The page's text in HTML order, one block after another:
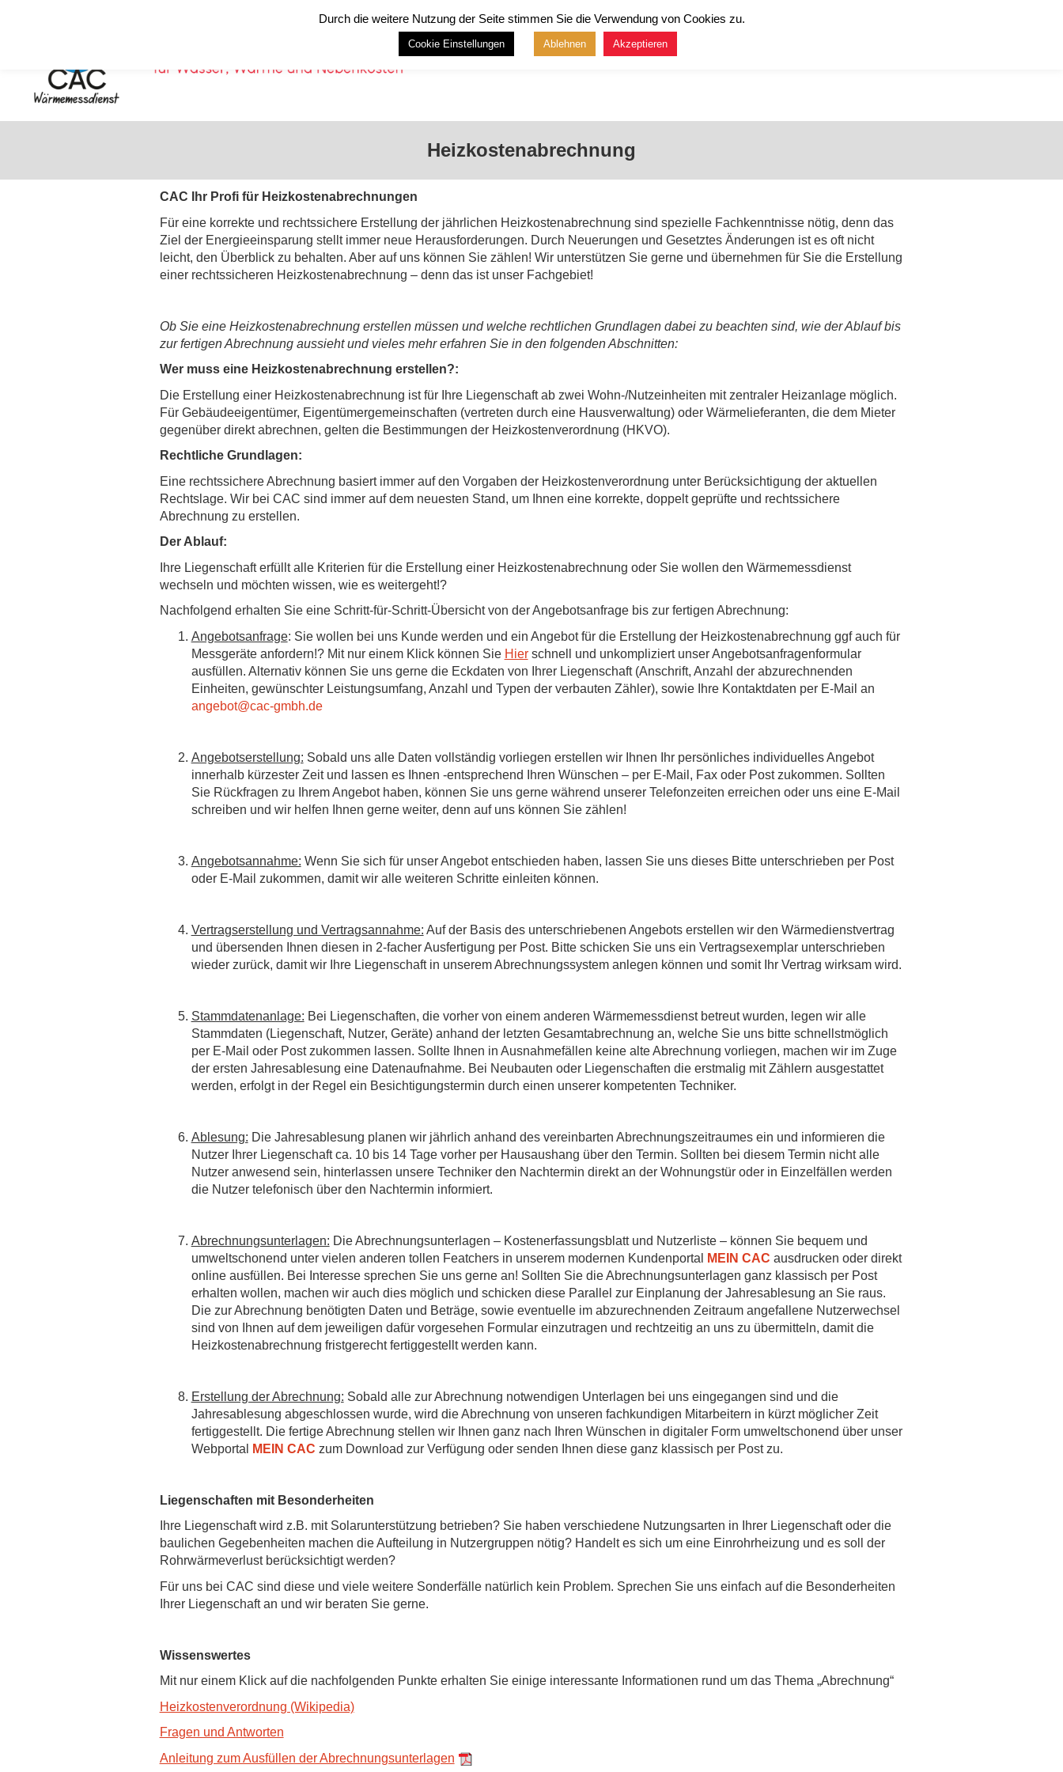
⠀ Unternehmen ▾ Dienstleistungen ▾
Heizkostenabrechnung
CAC Ihr Profi für Heizkostenabrechnungen
Für eine korrekte und rechtssichere Erstellung der jährlichen Heizkostenabrechnung sind spezielle Fachkenntnisse nötig, denn das
Ziel der Energieeinsparung stellt immer neue Herausforderungen. Durch Neuerungen und Gesetztes Änderungen ist es oft nicht
leicht, den Überblick zu behalten. Aber auf uns können Sie zählen! Wir unterstützen Sie gerne und übernehmen für Sie die Erstellung
einer rechtssicheren Heizkostenabrechnung – denn das ist unser Fachgebiet!
Ob Sie eine Heizkostenabrechnung erstellen müssen und welche rechtlichen Grundlagen dabei zu beachten sind, wie der Ablauf bis
zur fertigen Abrechnung aussieht und vieles mehr erfahren Sie in den folgenden Abschnitten:
Wer muss eine Heizkostenabrechnung erstellen?:
Die Erstellung einer Heizkostenabrechnung ist für Ihre Liegenschaft ab zwei Wohn-/Nutzeinheiten mit zentraler Heizanlage möglich.
Für Gebäudeeigentümer, Eigentümergemeinschaften (vertreten durch eine Hausverwaltung) oder Wärmelieferanten, die dem Mieter
gegenüber direkt abrechnen, gelten die Bestimmungen der Heizkostenverordnung (HKVO).
Rechtliche Grundlagen:
Eine rechtssichere Abrechnung basiert immer auf den Vorgaben der Heizkostenverordnung unter Berücksichtigung der aktuellen
Rechtslage. Wir bei CAC sind immer auf dem neuesten Stand, um Ihnen eine korrekte, doppelt geprüfte und rechtssichere
Abrechnung zu erstellen.
Der Ablauf:
Ihre Liegenschaft erfüllt alle Kriterien für die Erstellung einer Heizkostenabrechnung oder Sie wollen den Wärmemessdienst
wechseln und möchten wissen, wie es weitergeht!?
Nachfolgend erhalten Sie eine Schritt-für-Schritt-Übersicht von der Angebotsanfrage bis zur fertigen Abrechnung:
Angebotsanfrage: Sie wollen bei uns Kunde werden und ein Angebot für die Erstellung der Heizkostenabrechnung ggf auch für
Messgeräte anfordern!? Mit nur einem Klick können Sie Hierschnell und unkompliziert unser Angebotsanfragenformular
ausfüllen. Alternativ können Sie uns gerne die Eckdaten von Ihrer Liegenschaft (Anschrift, Anzahl der abzurechnenden
Einheiten, gewünschter Leistungsumfang, Anzahl und Typen der verbauten Zähler), sowie Ihre Kontaktdaten per E-Mail an
angebot@cac-gmbh.de
Angebotserstellung: Sobald uns alle Daten vollständig vorliegen erstellen wir Ihnen Ihr persönliches individuelles Angebot
innerhalb kürzester Zeit und lassen es Ihnen -entsprechend Ihren Wünschen – per E-Mail, Fax oder Post zukommen. Sollten
Sie Rückfragen zu Ihrem Angebot haben, können Sie uns gerne während unserer Telefonzeiten erreichen oder uns eine E-Mail
schreiben und wir helfen Ihnen gerne weiter, denn auf uns können Sie zählen!
Angebotsannahme: Wenn Sie sich für unser Angebot entschieden haben, lassen Sie uns dieses Bitte unterschrieben per Post
oder E-Mail zukommen, damit wir alle weiteren Schritte einleiten können.
Vertragserstellung und Vertragsannahme: Auf der Basis des unterschriebenen Angebots erstellen wir den Wärmedienstvertrag
und übersenden Ihnen diesen in 2-facher Ausfertigung per Post. Bitte schicken Sie uns ein Vertragsexemplar unterschrieben
wieder zurück, damit wir Ihre Liegenschaft in unserem Abrechnungssystem anlegen können und somit Ihr Vertrag wirksam wird.
Stammdatenanlage: Bei Liegenschaften, die vorher von einem anderen Wärmemessdienst betreut wurden, legen wir alle
Stammdaten (Liegenschaft, Nutzer, Geräte) anhand der letzten Gesamtabrechnung an, welche Sie uns bitte schnellstmöglich
per E-Mail oder Post zukommen lassen. Sollte Ihnen in Ausnahmefällen keine alte Abrechnung vorliegen, machen wir im Zuge
der ersten Jahresablesung eine Datenaufnahme. Bei Neubauten oder Liegenschaften die erstmalig mit Zählern ausgestattet
werden, erfolgt in der Regel ein Besichtigungstermin durch einen unserer kompetenten Techniker.
Ablesung: Die Jahresablesung planen wir jährlich anhand des vereinbarten Abrechnungszeitraumes ein und informieren die
Nutzer Ihrer Liegenschaft ca. 10 bis 14 Tage vorher per Hausaushang über den Termin. Sollten bei diesem Termin nicht alle
Nutzer anwesend sein, hinterlassen unsere Techniker den Nachtermin direkt an der Wohnungstür oder in Einzelfällen werden
die Nutzer telefonisch über den Nachtermin informiert.
Abrechnungsunterlagen: Die Abrechnungsunterlagen – Kostenerfassungsblatt und Nutzerliste – können Sie bequem und
umweltschonend unter vielen anderen tollen Featchers in unserem modernen Kundenportal
MEIN CAC ausdrucken oder direkt
online ausfüllen. Bei Interesse sprechen Sie uns gerne an! Sollten Sie die Abrechnungsunterlagen ganz klassisch per Post
erhalten wollen, machen wir auch dies möglich und schicken diese Parallel zur Einplanung der Jahresablesung an Sie raus.
Die zur Abrechnung benötigten Daten und Beträge, sowie eventuelle im abzurechnenden Zeitraum angefallene Nutzerwechsel
sind von Ihnen auf dem jeweiligen dafür vorgesehen Formular einzutragen und rechtzeitig an uns zu übermitteln, damit die
Heizkostenabrechnung fristgerecht fertiggestellt werden kann.
Erstellung der Abrechnung: Sobald alle zur Abrechnung notwendigen Unterlagen bei uns eingegangen sind und die
Jahresablesung abgeschlossen wurde, wird die Abrechnung von unseren fachkundigen Mitarbeitern in kürzt möglicher Zeit
fertiggestellt. Die fertige Abrechnung stellen wir Ihnen ganz nach Ihren Wünschen in digitaler Form umweltschonend über unser
Webportal
MEIN CAC zum Download zur Verfügung oder senden Ihnen diese ganz klassisch per Post zu.
Liegenschaften mit Besonderheiten
Ihre Liegenschaft wird z.B. mit Solarunterstützung betrieben? Sie haben verschiedene Nutzungsarten in Ihrer Liegenschaft oder die
baulichen Gegebenheiten machen die Aufteilung in Nutzergruppen nötig? Handelt es sich um eine Einrohrheizung und es soll der
Rohrwärmeverlust berücksichtigt werden?
Für uns bei CAC sind diese und viele weitere Sonderfälle natürlich kein Problem. Sprechen Sie uns einfach auf die Besonderheiten
Ihrer Liegenschaft an und wir beraten Sie gerne.
Wissenswertes
Mit nur einem Klick auf die nachfolgenden Punkte erhalten Sie einige interessante Informationen rund um das Thema „Abrechnung“
Heizkostenverordnung (Wikipedia)
Fragen und Antworten
Anleitung zum Ausfüllen der Abrechnungsunterlagen
Durch die weitere Nutzung der Seite stimmen Sie die Verwendung von Cookies zu.
Cookie Einstellungen Ablehnen Akzeptieren